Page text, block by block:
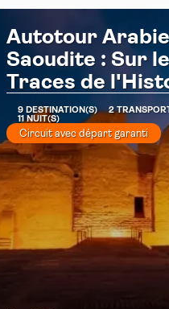
Autotour Arabie
Saoudite : Sur
Traces de
9 DESTINATION(S)
2
11 NUIT(S)
Circuit avec départ garanti